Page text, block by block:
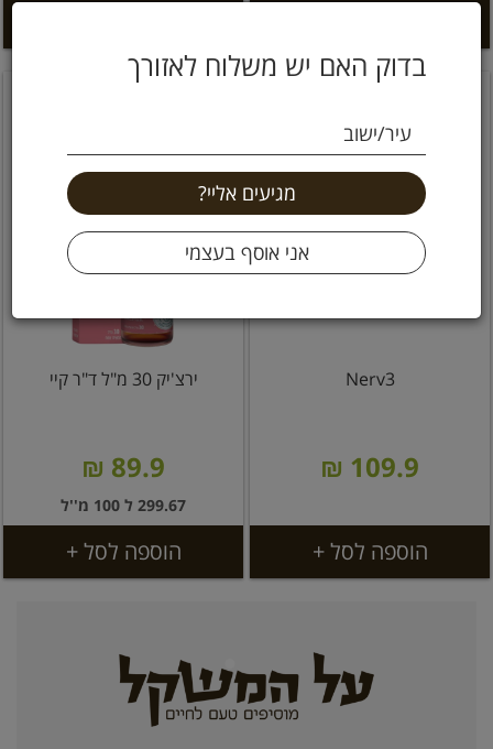
בדוק האם יש משלוח לאזורך
עיר/ישוב
Nerv3
109.9 ₪
הוספה לסל +
ירצ'יק 30 מ"ל ד"ר קיי
89.9 ₪
299.67 ל 100 מ''ל
הוספה לסל +